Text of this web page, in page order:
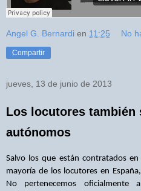
Angel G. Bernardi en 11:25 No
Compartir
jueves, 13 de junio de 2013
Los locutores también
autónomos
Salvo los que están contratados
mayoría de los locutores en
No pertenecemos oficialmente